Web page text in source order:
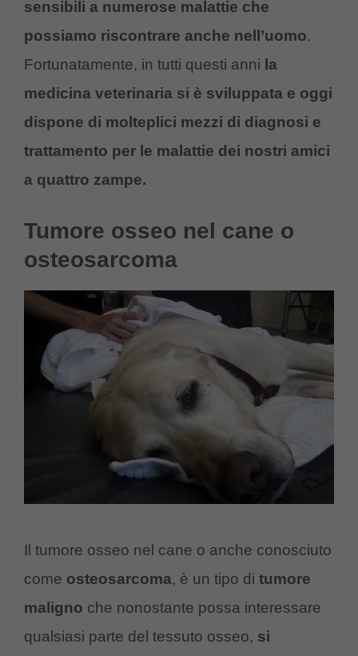
sensibili a numerose malattie che
possiamo riscontrare anche nell’uomo.
Fortunatamente, in tutti questi anni la
medicina veterinaria si è sviluppata e oggi
dispone di molteplici mezzi di diagnosi e
trattamento per le malattie dei nostri amici
a quattro zampe.
Tumore osseo nel cane o
osteosarcoma
Il tumore osseo nel cane o anche conosciuto
come osteosarcoma, è un tipo di tumore
maligno che nonostante possa interessare
qualsiasi parte del tessuto osseo, si